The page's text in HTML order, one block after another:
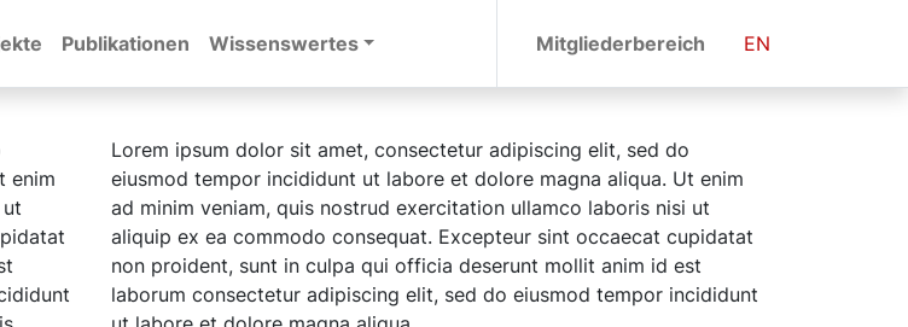
Publikationen Wissenswertes Mitgliederbereich EN
enim
Lorem ipsum dolor sit amet, consectetur adipiscing elit, sed do
eiusmod tempor incididunt ut labore et dolore magna aliqua. Ut enim
ad minim veniam, quis nostrud exercitation ullamco laboris nisi ut
aliquip ex ea commodo consequat. Excepteur sint occaecat cupidatat
non proident, sunt in culpa qui officia deserunt mollit anim id est
laborum consectetur adipiscing elit, sed do eiusmod tempor incididunt